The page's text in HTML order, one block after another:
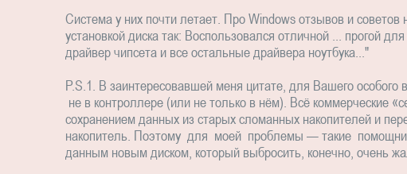
Система у них почти летает. Про Windows отзывов и
установкой диска так: Воспользовался отличной ... прогой
драйвер чипсета и все остальные драйвера ноутбука..."
P.S.1. В заинтересовавшей меня цитате, для Вашего
не в контроллере (или не только в нём). Всё коммерческие
сохранением данных из старых сломанных накопителей и
накопитель. Поэтому для моей проблемы — такие
данным новым диском, который выбросить, конечно, очень